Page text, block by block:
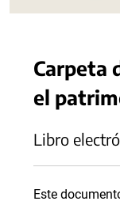
Carpeta
el
Libro
Este